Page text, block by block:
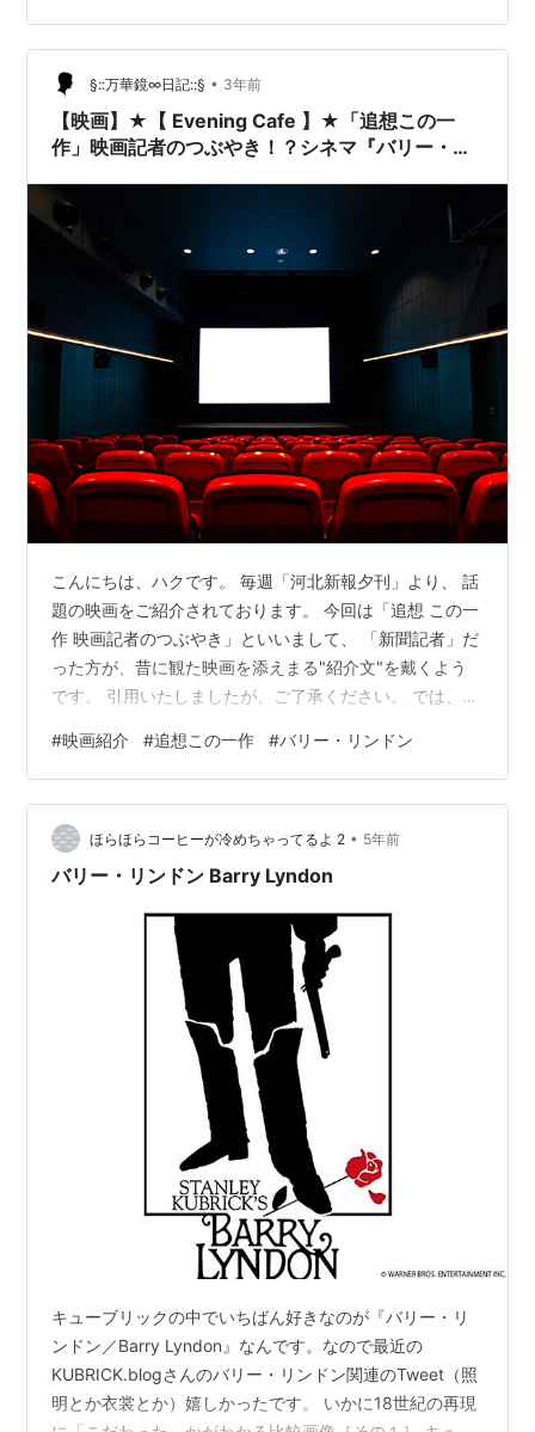
§::万華鏡∞日記::§ • 3年前
【映画】★【 Evening Cafe 】★「追想この一
作」映画記者のつぶやき！？シネマ『バリー・リ
こんにちは、ハクです。 毎週「河北新報夕刊」より、 話
題の映画をご紹介されております。 今回は「追想 この一
作 映画記者のつぶやき」といいまして、 「新聞記者」だ
った方が、昔に観た映画を添えまる"紹介文"を戴くよう
です。 引用いたしましたが、ご了承ください。 では、ご
リンドン』 ろうそくの生活 幻想的 www.youtube.com
新作が待ち遠しい監督がいた。その一人がスタンリー・
キューブリック。「2001年宇宙の旅」(1968年)は今も私
にとって特別な1本だ。 千葉の大学に入学した76年、今
度の新作は明るい照明を使わずろうそくの火だけで…
#映画紹介 #追想この一作 #バリー・リンドン
ほらほらコーヒーが冷めちゃってるよ 2 • 5年前
バリー・リンドン Barry Lyndon
キューブリックの中でいちばん好きなのが『バリー・リ
ンドン／Barry Lyndon』なんです。なので最近の
KUBRICK.blogさんのバリー・リンドン関連のTweet（照
明とか衣裳とか）嬉しかったです。 いかに18世紀の再現